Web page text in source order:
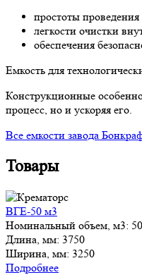
простоты
легкости очистки
обеспечения
Емкость для
Конструкционные
процесс, но и ускоряя его.
Все емкости завода
Товары
ВГЕ-50 м3
Номинальный объем, м3: 50
Длина, мм: 3750
Ширина, мм: 3250
Подробнее